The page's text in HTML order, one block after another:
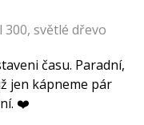
světlé dřevo
času. Paradní,
jen kápneme pár
❤️